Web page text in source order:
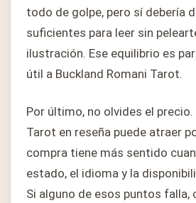
todo de golpe, pero sí debería
suficientes para leer sin
ilustración. Ese equilibrio es
útil a Buckland Romani Tarot.
Por último, no olvides el precio.
Tarot en reseña puede atraer
compra tiene más sentido
estado, el idioma y la
Si alguno de esos puntos falla,